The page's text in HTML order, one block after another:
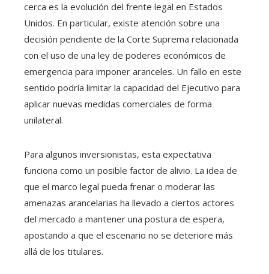
cerca es la evolución del frente legal en Estados
Unidos. En particular, existe atención sobre una
decisión pendiente de la Corte Suprema relacionada
con el uso de una ley de poderes económicos de
emergencia para imponer aranceles. Un fallo en este
sentido podría limitar la capacidad del Ejecutivo para
aplicar nuevas medidas comerciales de forma
unilateral.
Para algunos inversionistas, esta expectativa
funciona como un posible factor de alivio. La idea de
que el marco legal pueda frenar o moderar las
amenazas arancelarias ha llevado a ciertos actores
del mercado a mantener una postura de espera,
apostando a que el escenario no se deteriore más
allá de los titulares.